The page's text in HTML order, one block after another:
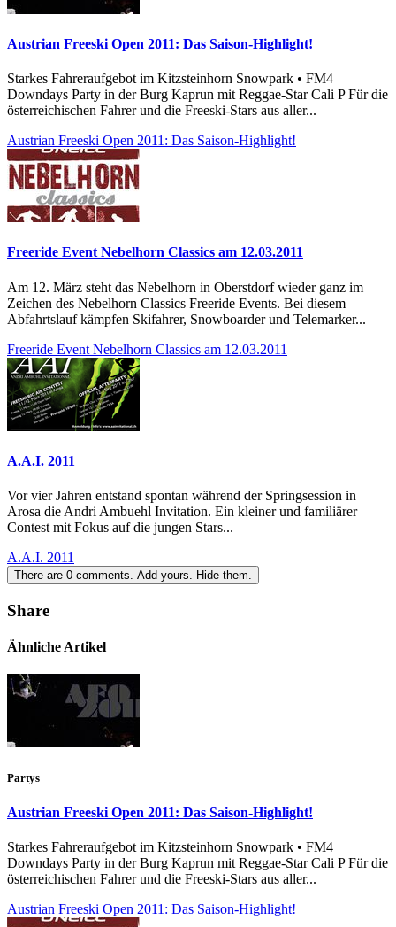
Austrian Freeski Open 2011: Das Saison-Highlight!
Starkes Fahreraufgebot im Kitzsteinhorn Snowpark • FM4
Downdays Party in der Burg Kaprun mit Reggae-Star Cali P Für die
österreichischen Fahrer und die Freeski-Stars aus aller...
Austrian Freeski Open 2011: Das Saison-Highlight!
Freeride Event Nebelhorn Classics am 12.03.2011
Am 12. März steht das Nebelhorn in Oberstdorf wieder ganz im
Zeichen des Nebelhorn Classics Freeride Events. Bei diesem
Abfahrtslauf kämpfen Skifahrer, Snowboarder und Telemarker...
Freeride Event Nebelhorn Classics am 12.03.2011
A.A.I. 2011
Vor vier Jahren entstand spontan während der Springsession in
Arosa die Andri Ambuehl Invitation. Ein kleiner und familiärer
Contest mit Fokus auf die jungen Stars...
A.A.I. 2011
There are 0 comments. Add yours. Hide them.
Share
Ähnliche Artikel
Partys
Austrian Freeski Open 2011: Das Saison-Highlight!
Starkes Fahreraufgebot im Kitzsteinhorn Snowpark • FM4
Downdays Party in der Burg Kaprun mit Reggae-Star Cali P Für die
österreichischen Fahrer und die Freeski-Stars aus aller...
Austrian Freeski Open 2011: Das Saison-Highlight!